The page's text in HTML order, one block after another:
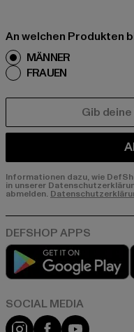
An welchen Produkten
MÄNNER
FRAUEN
Informationen dazu, wie
in unserer
abmelden.
Instagram
FacebookYouTube